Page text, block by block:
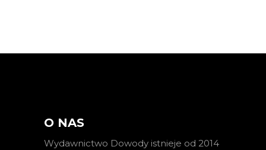
O NAS
Wydawnictwo Dowody istnieje od 2014